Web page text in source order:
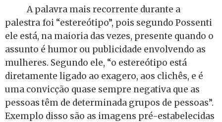
A palavra mais recorrente durante a
palestra foi “estereótipo”, pois segundo Possenti
ele está, na maioria das vezes, presente quando o
assunto é humor ou publicidade envolvendo as
mulheres. Segundo ele, “o estereótipo está
diretamente ligado ao exagero, aos clichês, e é
uma convicção quase sempre negativa que as
pessoas têm de determinada grupos de pessoas”.
Exemplo disso são as imagens pré-estabelecidas